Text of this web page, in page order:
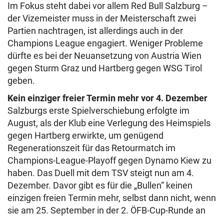
Im Fokus steht dabei vor allem Red Bull Salzburg –
der Vizemeister muss in der Meisterschaft zwei
Partien nachtragen, ist allerdings auch in der
Champions League engagiert. Weniger Probleme
dürfte es bei der Neuansetzung von Austria Wien
gegen Sturm Graz und Hartberg gegen WSG Tirol
geben.
Kein einziger freier Termin mehr vor 4. Dezember
Salzburgs erste Spielverschiebung erfolgte im
August, als der Klub eine Verlegung des Heimspiels
gegen Hartberg erwirkte, um genügend
Regenerationszeit für das Retourmatch im
Champions-League-Playoff gegen Dynamo Kiew zu
haben. Das Duell mit dem TSV steigt nun am 4.
Dezember. Davor gibt es für die „Bullen“ keinen
einzigen freien Termin mehr, selbst dann nicht, wenn
sie am 25. September in der 2. ÖFB-Cup-Runde an